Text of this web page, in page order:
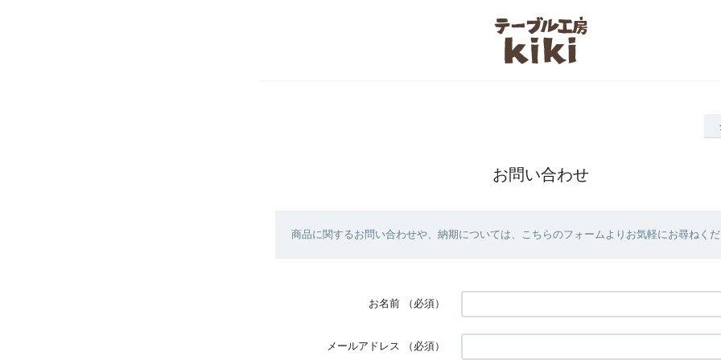
お問い合わせ
商品に関するお問い合わせや、納期については、こちらのフォームよりお気軽にお尋ねくだ
お名前 （必須）
メールアドレス （必須）